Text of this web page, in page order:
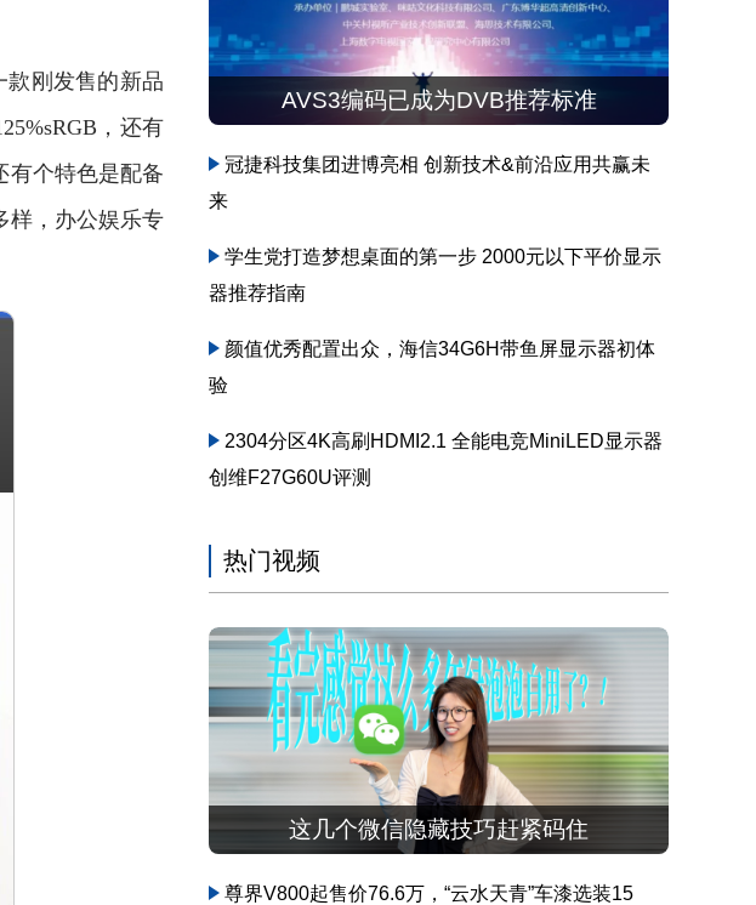
刚发售的新品
，还有
有个特色是配备
样，办公娱乐专
AVS3编码已成为DVB推荐标准
冠捷科技集团进博亮相 创新技术&前沿应用共赢未
来
学生党打造梦想桌面的第一步 2000元以下平价显示
器推荐指南
颜值优秀配置出众，海信34G6H带鱼屏显示器初体
验
2304分区4K高刷HDMI2.1 全能电竞MiniLED显示器
创维F27G60U评测
热门视频
这几个微信隐藏技巧赶紧码住
尊界V800起售价76.6万，“云水天青”车漆选装15